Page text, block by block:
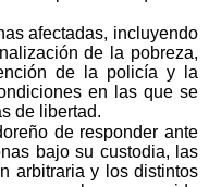
afectadas, incluyendo
de la pobreza,
de la policía y la
en las que se
de libertad.
de responder ante
bajo su custodia, las
arbitraria y los distintos